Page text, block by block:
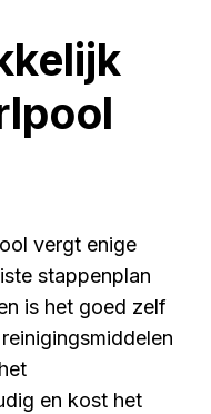
vergt enige
stappenplan
is het goed zelf
en kost het